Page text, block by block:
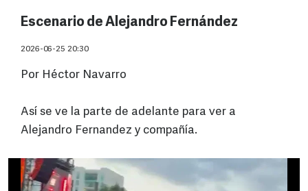
Escenario de Alejandro Fernández
2026-06-25 20:30
Por Héctor Navarro
Así se ve la parte de adelante para ver a
Alejandro Fernandez y compañía.